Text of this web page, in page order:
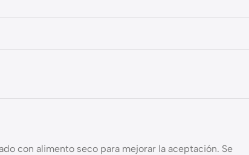
con alimento seco para mejorar la aceptación. Se